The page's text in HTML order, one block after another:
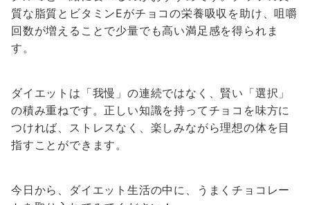
質な脂質とビタミンEがチョコの栄養吸収を助け、咀嚼
回数が増えることで少量でも高い満足感を得られま
す。
ダイエットは「我慢」の連続ではなく、賢い「選択」
の積み重ねです。正しい知識を持ってチョコを味方に
つければ、ストレスなく、楽しみながら理想の体を目
指すことができます。
今日から、ダイエット生活の中に、うまくチョコレー